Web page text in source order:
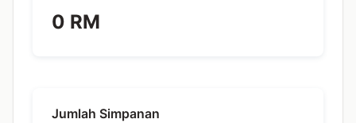
0 RM
Jumlah Simpanan